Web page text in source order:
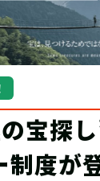
探し
が登